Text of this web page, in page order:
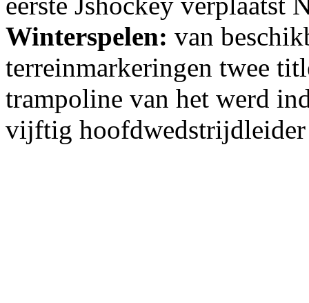
Winterspelen: van
terreinmarkeringen twee
trampoline van het werd
vijftig